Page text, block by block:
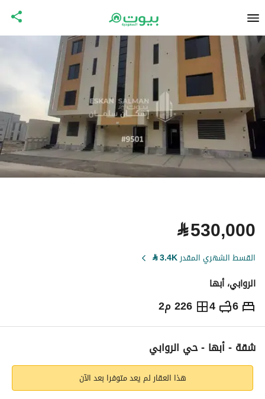
⃁530,000
القسط الشهري المقدر3.4K
⃁
الروابي، أبها
6
4 226 م2 ⃁
530,000
التفاصيل معلومات ترخيص الإعلانشقة - أبها - حي الروابي
هذا العقار لم يعد متوفرا بعد الآن